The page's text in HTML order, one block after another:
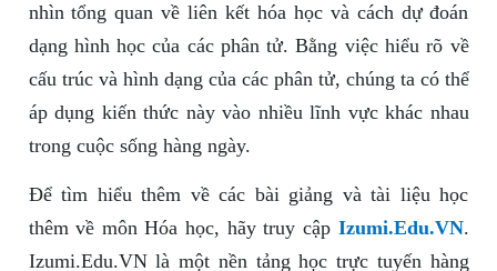
nhìn tổng quan về liên kết hóa học và cách dự đoán
dạng hình học của các phân tử. Bằng việc hiểu rõ về
cấu trúc và hình dạng của các phân tử, chúng ta có thể
áp dụng kiến thức này vào nhiều lĩnh vực khác nhau
trong cuộc sống hàng ngày.
Để tìm hiểu thêm về các bài giảng và tài liệu học
thêm về môn Hóa học, hãy truy cập Izumi.Edu.VN.
Izumi.Edu.VN là một nền tảng học trực tuyến hàng